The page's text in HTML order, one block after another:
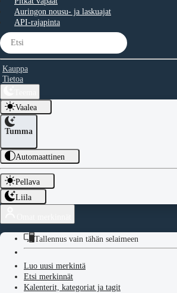
Auringon nousu- ja laskuajat
API-rajapinta
Kauppa
Tietoa
Vaalea
Tumma
Automaattinen
Pellava
Liila
Tallennus vain tähän selaimeen
Luo uusi merkintä
Etsi merkinnät
Kalenterit, kategoriat ja tagit